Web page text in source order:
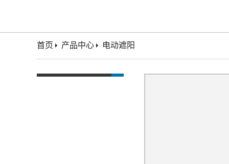
首页 产品中心 电动遮阳